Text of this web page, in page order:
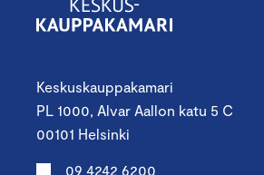
Keskuskauppakamari
PL 1000, Alvar Aallon katu 5 C
00101 Helsinki
09 4242 6200